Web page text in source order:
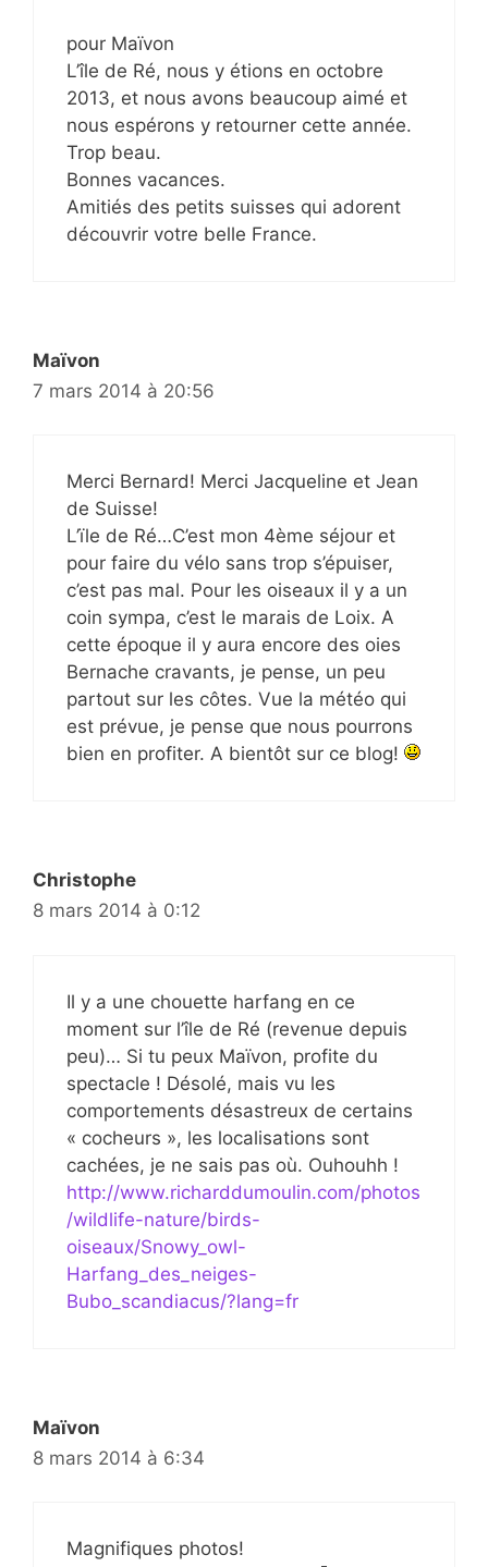
pour Maïvon
L’île de Ré, nous y étions en octobre
2013, et nous avons beaucoup aimé et
nous espérons y retourner cette année.
Trop beau.
Bonnes vacances.
Amitiés des petits suisses qui adorent
découvrir votre belle France.
Maïvon
7 mars 2014 à 20:56
Merci Bernard! Merci Jacqueline et Jean
de Suisse!
L’ïle de Ré…C’est mon 4ème séjour et
pour faire du vélo sans trop s’épuiser,
c’est pas mal. Pour les oiseaux il y a un
coin sympa, c’est le marais de Loix. A
cette époque il y aura encore des oies
Bernache cravants, je pense, un peu
partout sur les côtes. Vue la météo qui
est prévue, je pense que nous pourrons
bien en profiter. A bientôt sur ce blog!
Christophe
8 mars 2014 à 0:12
Il y a une chouette harfang en ce
moment sur l’île de Ré (revenue depuis
peu)… Si tu peux Maïvon, profite du
spectacle ! Désolé, mais vu les
comportements désastreux de certains
« cocheurs », les localisations sont
cachées, je ne sais pas où. Ouhouhh !
http://www.richarddumoulin.com/photos
/wildlife-nature/birds-
oiseaux/Snowy_owl-
Harfang_des_neiges-
Bubo_scandiacus/?lang=fr
Maïvon
8 mars 2014 à 6:34
Magnifiques photos!